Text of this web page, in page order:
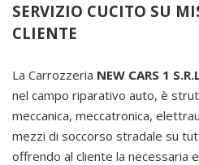
SERVIZIO CUCITO SU
CLIENTE
La Carrozzeria NEW CARS 1
nel campo riparativo auto, è
meccanica, meccatronica,
mezzi di soccorso stradale su
offrendo al cliente la necessaria